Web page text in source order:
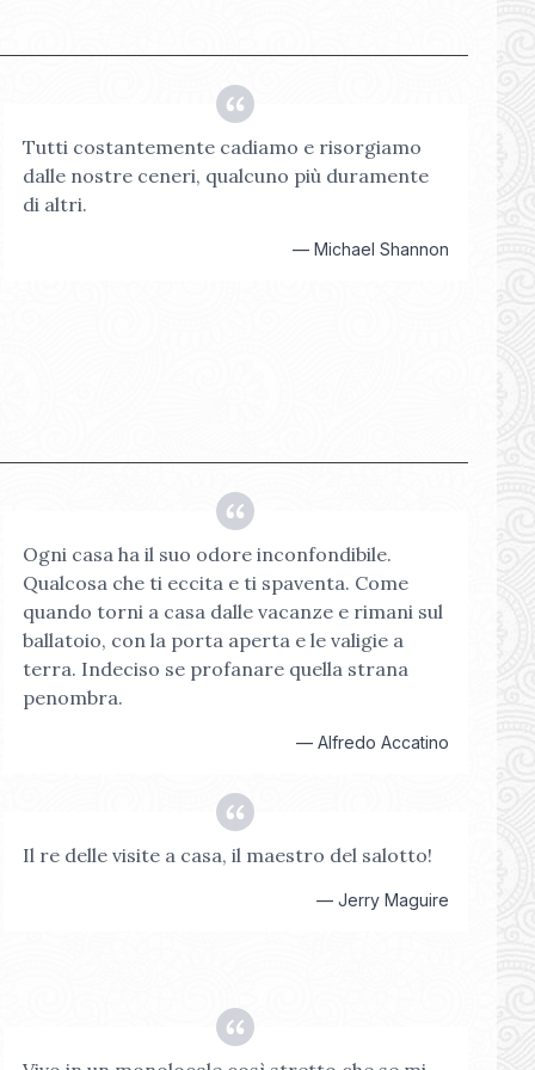
Tutti costantemente cadiamo e risorgiamo
dalle nostre ceneri, qualcuno più duramente
di altri.
— Michael Shannon
Ogni casa ha il suo odore inconfondibile.
Qualcosa che ti eccita e ti spaventa. Come
quando torni a casa dalle vacanze e rimani sul
ballatoio, con la porta aperta e le valigie a
terra. Indeciso se profanare quella strana
penombra.
— Alfredo Accatino
Il re delle visite a casa, il maestro del salotto!
— Jerry Maguire